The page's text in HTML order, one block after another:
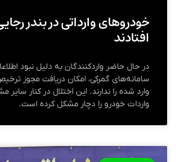
خودروهای وارداتی در بندر
افتادند
در حال حاضر واردکنندگان به دلیل نبود
سامانه‌های گمرکی، امکان دریافت مجوز
وارد شده را ندارند. این اختلال در کنار سایر
واردات خودرو را دچار مشکل کرده است.